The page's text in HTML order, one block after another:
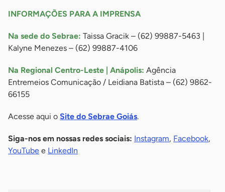
INFORMAÇÕES PARA A IMPRENSA
Na sede do Sebrae: Taissa Gracik – (62) 99887-5463 |
Kalyne Menezes – (62) 99887-4106
Na Regional Centro-Leste | Anápolis: Agência
Entremeios Comunicação / Leidiana Batista – (62) 9862-
66155
Acesse aqui o Site do Sebrae Goiás.
Siga-nos em nossas redes sociais: Instagram, Facebook,
YouTube e LinkedIn